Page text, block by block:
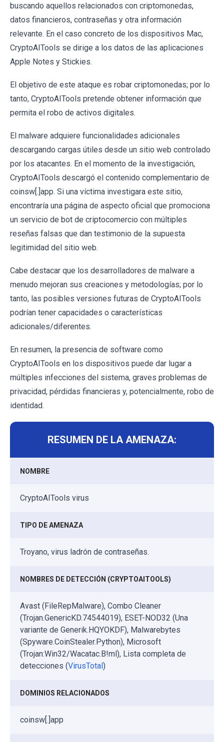
buscando aquellos relacionados con criptomonedas,
datos financieros, contraseñas y otra información
relevante. En el caso concreto de los dispositivos Mac,
CryptoAITools se dirige a los datos de las aplicaciones
Apple Notes y Stickies.
El objetivo de este ataque es robar criptomonedas; por lo
tanto, CryptoAITools pretende obtener información que
permita el robo de activos digitales.
El malware adquiere funcionalidades adicionales
descargando cargas útiles desde un sitio web controlado
por los atacantes. En el momento de la investigación,
CryptoAITools descargó el contenido complementario de
coinsw[.]app. Si una víctima investigara este sitio,
encontraría una página de aspecto oficial que promociona
un servicio de bot de criptocomercio con múltiples
reseñas falsas que dan testimonio de la supuesta
legitimidad del sitio web.
Cabe destacar que los desarrolladores de malware a
menudo mejoran sus creaciones y metodologías; por lo
tanto, las posibles versiones futuras de CryptoAITools
podrían tener capacidades o características
adicionales/diferentes.
En resumen, la presencia de software como
CryptoAITools en los dispositivos puede dar lugar a
múltiples infecciones del sistema, graves problemas de
privacidad, pérdidas financieras y, potencialmente, robo de
identidad.
RESUMEN DE LA AMENAZA:
NOMBRE
CryptoAITools virus
TIPO DE AMENAZA
Troyano, virus ladrón de contraseñas.
NOMBRES DE DETECCIÓN (CRYPTOAITOOLS)
Avast (FileRepMalware), Combo Cleaner
(Trojan.GenericKD.74544019), ESET-NOD32 (Una
variante de Generik.HQYOKDF), Malwarebytes
(Spyware.CoinStealer.Python), Microsoft
(Trojan:Win32/Wacatac.B!ml), Lista completa de
detecciones (VirusTotal)
DOMINIOS RELACIONADOS
coinsw[.]app